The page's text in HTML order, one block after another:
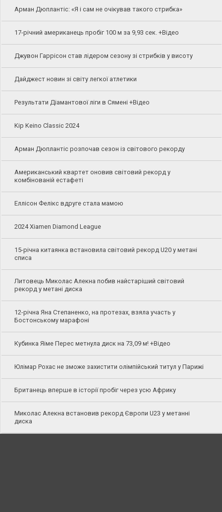
Арман Дюплантіс: «Я і сам не очікував такого стрибка»
17-річний американець пробіг 100 м за 9,93 сек. +Відео
Джувон Гаррісон став лідером сезону зі стрибків у висоту
Дайджест новин зі світу легкої атлетики
Результати Діамантової ліги в Сямені +Відео
Kip Keino Classic 2024
Арман Дюплантіс розпочав сезон із світового рекорду
Американський квартет оновив світовий рекорд у
комбінованій естафеті
Еллісон Фелікс вдруге стала мамою
2024 Xiamen Diamond League
15-річна китаянка встановила світовий рекорд U20 у метані
списа
Литовець Миколас Алекна побив найстаріший світовий
рекорд у метані диска
12-річна Яна Степаненко, на протезах, взяла участь у
Бостонському марафоні
Кубинка Яіме Перес метнула диск на 73,09 м! +Відео
Юлімар Рохас не зможе захистити олімпійський титул у Парижі
Британець вперше в історії пробіг через усю Африку
Миколас Алекна встановив рекорд Європи U23 у метанні
диска